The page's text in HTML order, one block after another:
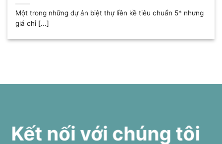
Một trong những dự án biệt thự liền kề tiêu chuẩn 5* nhưng
giá chỉ [...]
Kết nối với chúng tôi